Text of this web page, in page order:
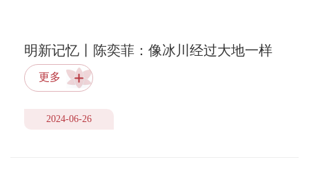
明新记忆丨陈奕菲：像冰川经过大地一样
留下痕迹
更多
2024-06-26